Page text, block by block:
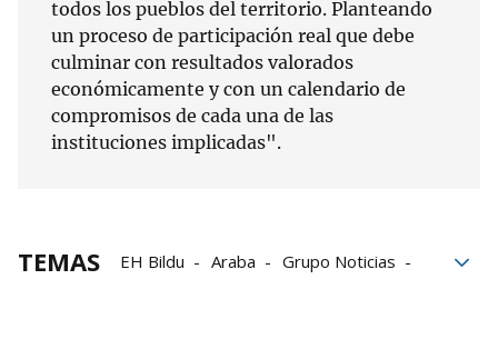
todos los pueblos del territorio. Planteando
un proceso de participación real que debe
culminar con resultados valorados
económicamente y con un calendario de
compromisos de cada una de las
instituciones implicadas".
TEMAS EH Bildu Araba
Grupo Noticias